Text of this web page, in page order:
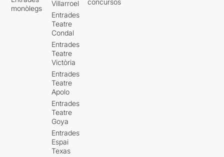
monòlegs
Villarroel
Entrades
Teatre
Condal
Entrades
Teatre
Victòria
Entrades
Teatre
Apolo
Entrades
Teatre
Goya
Entrades
Espai
Texas
concursos